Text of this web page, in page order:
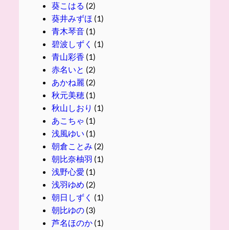
葵こはる (2)
葵井みずほ (1)
青木琴音(1)
碧波しずく (1)
青山彩香 (1)
赤名いと (2)
あかね麗 (2)
秋元美穂(1)
秋山しおり (1)
あこちゃ (1)
浅風ゆい (1)
朝倉ことみ (2)
朝比奈柚羽 (1)
浅野心愛 (1)
浅羽ゆめ (2)
朝日しずく (1)
朝比ゆの(3)
芦名ほのか(1)